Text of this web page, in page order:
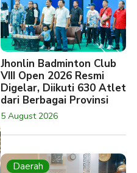
Jhonlin Badminton Club
VIII Open 2026 Resmi
Digelar, Diikuti 630 Atlet
dari Berbagai Provinsi
5 August 2026
Daerah